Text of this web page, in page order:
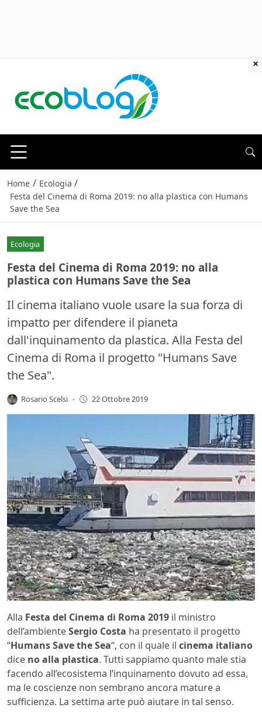
Home / Ecologia /
Festa del Cinema di Roma 2019: no alla plastica con Humans
Save the Sea
Ecologia
Festa del Cinema di Roma 2019: no alla
plastica con Humans Save the Sea
Il cinema italiano vuole usare la sua forza di
impatto per difendere il pianeta
dall'inquinamento da plastica. Alla Festa del
Cinema di Roma il progetto "Humans Save
the Sea".
Rosario Scelsi - 22 Ottobre 2019
Alla Festa del Cinema di Roma 2019 il ministro
dell’ambienteSergio Costa ha presentato il progetto
“Humans Save the Sea“, con il quale il cinema italiano
dice no alla plastica. Tutti sappiamo quanto male stia
facendo all’ecosistema l’inquinamento dovuto ad essa,
ma le coscienze non sembrano ancora mature a
sufficienza. La settima arte può aiutare in tal senso.
×